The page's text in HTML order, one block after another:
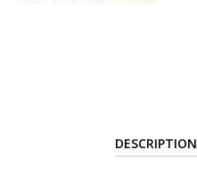
DESCRIPTION